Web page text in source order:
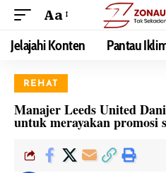
Aa
Jelajahi Konten Pantau
REHAT
Manajer Leeds United
untuk merayakan promosi